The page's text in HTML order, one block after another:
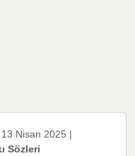
13 Nisan 2025 |
Sözleri